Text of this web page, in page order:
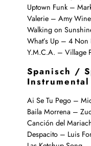
Uptown Funk –
Valerie – Amy
Walking on
What’s Up – 4 Non
Y.M.C.A. – Village
Spanisch /
Instrumental
Ai Se Tu Pego –
Baila Morrena –
Canción del
Despacito – Luis